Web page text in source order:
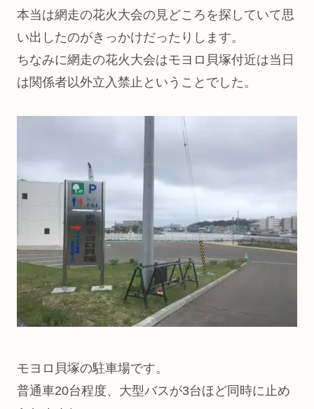
本当は網走の花火大会の見どころを探していて思
い出したのがきっかけだったりします。
ちなみに網走の花火大会はモヨロ貝塚付近は当日
は関係者以外立入禁止ということでした。
モヨロ貝塚の駐車場です。
普通車20台程度、大型バスが3台ほど同時に止め